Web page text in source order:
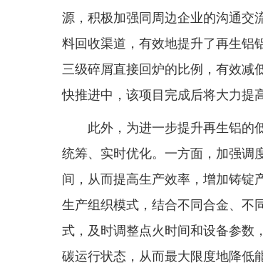
源，积极加强同周边企业的沟通交
料回收渠道，有效地提升了再生铝
三级碎屑直接回炉的比例，有效减
快推进中，该项目完成后将大力提
此外，为进一步提升再生铝的
统筹、实时优化。一方面，加强调
间，从而提高生产效率，增加铸锭
生产组织模式，结合不同合金、不
式，及时调整点火时间和设备参数
碳运行状态，从而最大限度地降低